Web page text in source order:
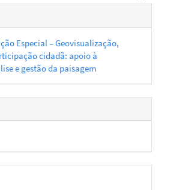
Especial – Geovisualização,
cidadã: apoio à
e gestão da paisagem